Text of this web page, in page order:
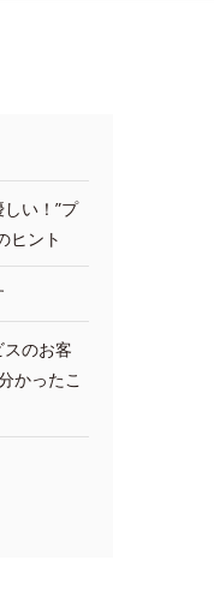
い！”プ
ヒント
スのお客
かったこ